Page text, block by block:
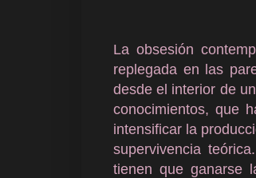
La obsesión
replegada en las
desde el interior de
conocimientos, que
intensificar la
supervivencia
tienen que ganarse